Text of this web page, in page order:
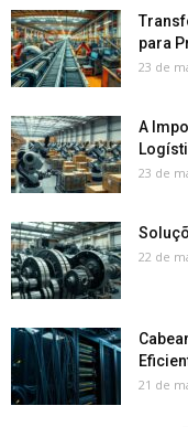
para
23 de
A
23 de
22 de
21 de